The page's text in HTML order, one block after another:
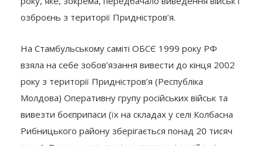
озброєнь з території Придністров’я.
На Стамбульському саміті ОБСЄ 1999 року РФ
взяла на себе зобов’язання вивести до кінця 2002
року з території Придністров’я (Республіка
Молдова) Оперативну групу російських військ та
вивезти боєприпаси (їх на складах у селі Колбасна
Рибницького району зберігається понад 20 тисяч